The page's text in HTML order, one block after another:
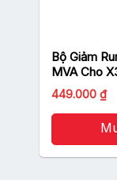
Bộ Giảm
MVA Cho
449.000₫